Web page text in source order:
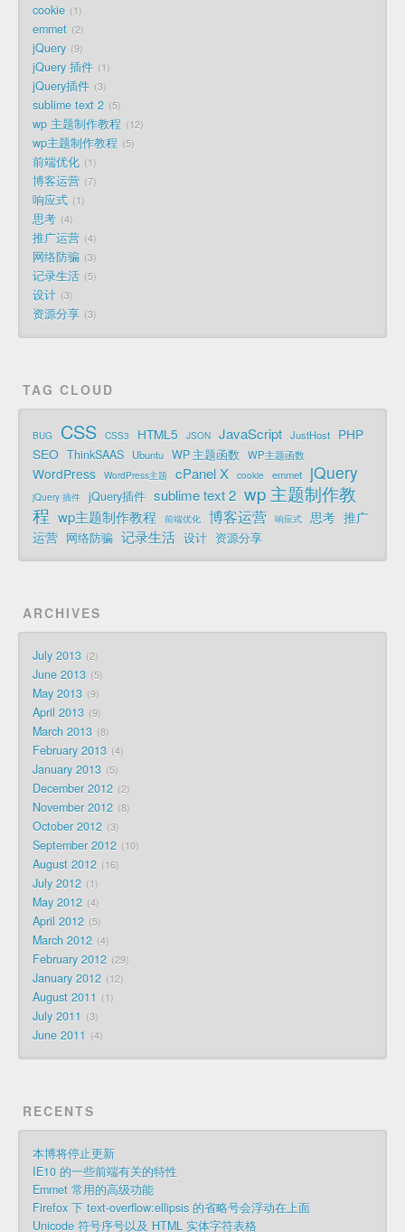
cookie 1
emmet 2
jQuery 9
jQuery 插件 1
jQuery插件 3
sublime text 2 5
wp 主题制作教程 12
wp主题制作教程 5
前端优化 1
博客运营 7
响应式 1
思考 4
推广运营 4
网络防骗 3
记录生活 5
设计 3
资源分享 3
TAG CLOUD
BUG CSS CSS3 HTML5 JSON JavaScript JustHost
PHP
SEO ThinkSAAS Ubuntu WP 主题函数 WP主题函数
WordPress WordPress主题 cPanel X cookie emmet jQuery
jQuery 插件 jQuery插件 sublime text 2 wp 主题制作教
程 wp主题制作教程 前端优化 博客运营 响应式 思考 推广
运营 网络防骗 记录生活 设计 资源分享
ARCHIVES
July 2013 2
June 2013 5
May 2013 9
April 2013 9
March 2013 8
February 2013 4
January 2013 5
December 2012 2
November 2012 8
October 2012 3
September 2012 10
August 2012 16
July 2012 1
May 2012 4
April 2012 5
March 2012 4
February 2012 29
January 2012 12
August 2011 1
July 2011 3
June 2011 4
RECENTS
本博将停止更新
IE10 的一些前端有关的特性
Emmet 常用的高级功能
Firefox 下 text-overflow:ellipsis 的省略号会浮动在上面
Unicode 符号序号以及 HTML 实体字符表格